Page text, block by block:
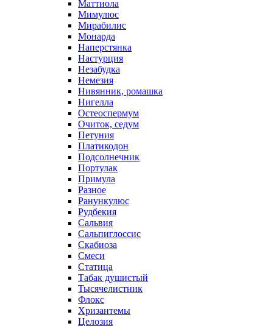
Маттиола
Мимулюс
Мирабилис
Монарда
Наперстянка
Настурция
Незабудка
Немезия
Нивянник, ромашка
Нигелла
Остеоспермум
Очиток, седум
Петуния
Платикодон
Подсолнечник
Портулак
Примула
Разное
Ранункулюс
Рудбекия
Сальвия
Сальпиглоссис
Скабиоза
Смеси
Статица
Табак душистый
Тысячелистник
Флокс
Хризантемы
Целозия